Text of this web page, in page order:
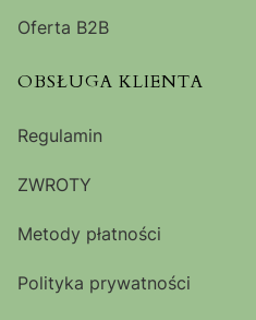
Oferta B2B
OBSŁUGA KLIENTA
Regulamin
ZWROTY
Metody płatności
Polityka prywatności